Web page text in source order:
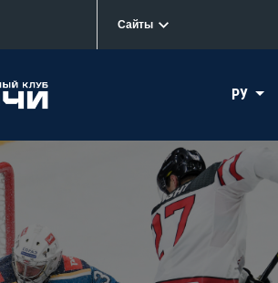
Сайты
РУ